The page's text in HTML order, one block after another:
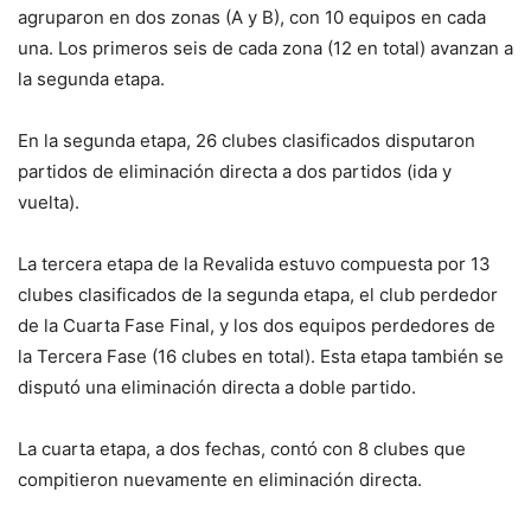
agruparon en dos zonas (A y B), con 10 equipos en cada
una. Los primeros seis de cada zona (12 en total) avanzan a
la segunda etapa.
En la segunda etapa, 26 clubes clasificados disputaron
partidos de eliminación directa a dos partidos (ida y
vuelta).
La tercera etapa de la Revalida estuvo compuesta por 13
clubes clasificados de la segunda etapa, el club perdedor
de la Cuarta Fase Final, y los dos equipos perdedores de
la Tercera Fase (16 clubes en total). Esta etapa también se
disputó una eliminación directa a doble partido.
La cuarta etapa, a dos fechas, contó con 8 clubes que
compitieron nuevamente en eliminación directa.